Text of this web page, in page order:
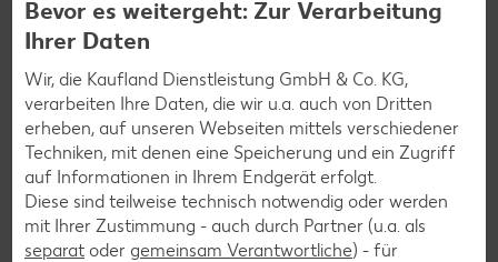
Pizza-Rezepte
Pasta-Rezepte
Sushi-Rezepte
Raclette-Rezepte
Flammkuchen-Rezepte
Bevor es weitergeht: Zur Verarbeitung
Ihrer Daten
Wir, die Kaufland Dienstleistung GmbH & Co. KG,
verarbeiten Ihre Daten, die wir u.a. auch von Dritten
erheben, auf unseren Webseiten mittels verschiedener
Techniken, mit denen eine Speicherung und ein Zugriff
auf Informationen in Ihrem Endgerät erfolgt.
Diese sind teilweise technisch notwendig oder werden
mit Ihrer Zustimmung - auch durch Partner (u.a. als
separat oder gemeinsam Verantwortliche) - für